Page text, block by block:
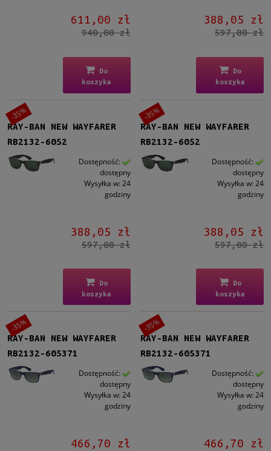
611,00 zł
940,00 zł
Do
koszyka
388,05 zł
597,00 zł
Do
koszyka
RAY-BAN NEW WAYFARER
RB2132-6052
Dostępność:
dostępny
Wysyłka w: 24
godziny
388,05 zł
597,00 zł
Do
koszyka
-35%
RAY-BAN NEW WAYFARER
RB2132-6052
Dostępność:
dostępny
Wysyłka w: 24
godziny
388,05 zł
597,00 zł
Do
koszyka
-35%
RAY-BAN NEW WAYFARER
RB2132-605371
Dostępność:
dostępny
Wysyłka w: 24
godziny
466,70 zł
-35%
RAY-BAN NEW WAYFARER
RB2132-605371
Dostępność:
dostępny
Wysyłka w: 24
godziny
466,70 zł
-35%